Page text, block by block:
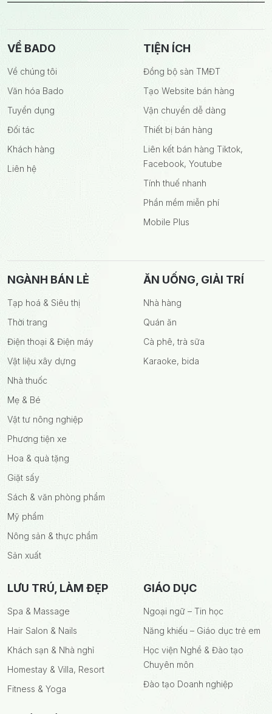
VỀ BADO
Về chúng tôi
Văn hóa Bado
Tuyển dụng
Đối tác
Khách hàng
Liên hệ
TIỆN ÍCH
Đồng bộ sàn TMĐT
Tạo Website bán hàng
Vận chuyển dễ dàng
Thiết bị bán hàng
Liên kết bán hàng Tiktok,
Facebook, Youtube
Tính thuế nhanh
Phần mềm miễn phí
Mobile Plus
NGÀNH BÁN LẺ
Tạp hoá & Siêu thị
Thời trang
Điện thoại & Điện máy
Vật liệu xây dựng
Nhà thuốc
Mẹ & Bé
Vật tư nông nghiệp
Phương tiện xe
Hoa & quà tặng
Giặt sấy
Sách & văn phòng phẩm
Mỹ phẩm
Nông sản & thực phẩm
Sản xuất
ĂN UỐNG, GIẢI TRÍ
Nhà hàng
Quán ăn
Cà phê, trà sữa
Karaoke, bida
LƯU TRÚ, LÀM ĐẸP
Spa & Massage
Hair Salon & Nails
Khách sạn & Nhà nghỉ
Homestay & Villa, Resort
Fitness & Yoga
GIÁO DỤC
Ngoại ngữ – Tin học
Năng khiếu – Giáo dục trẻ em
Học viện Nghề & Đào tạo
Chuyên môn
Đào tạo Doanh nghiệp